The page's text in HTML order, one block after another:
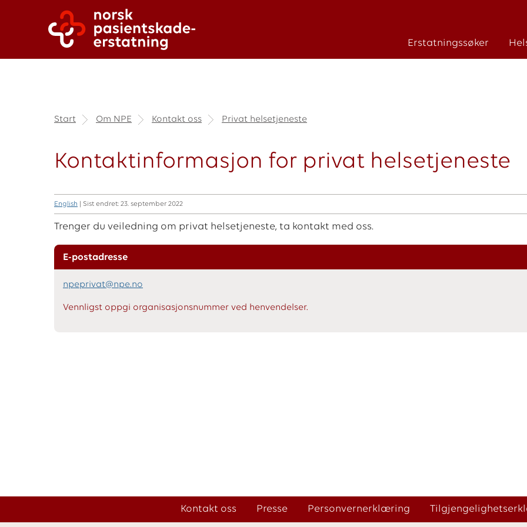
Erstatningssøker
Start Om NPE Kontakt oss Privat helsetjeneste
Kontaktinformasjon for privat helsetjeneste
English | Sist endret: 23. september 2022
Trenger du veiledning om privat helsetjeneste, ta kontakt med oss.
E-postadresse
npeprivat@npe.no
Vennligst oppgi organisasjonsnummer ved henvendelser.
Kontakt oss Presse Personvernerklæring